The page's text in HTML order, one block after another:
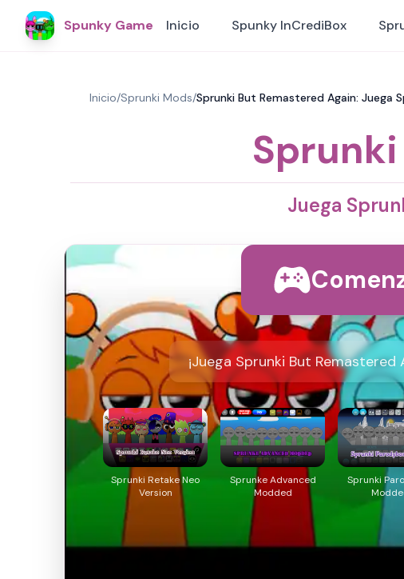
Spunky Game Inicio Spunky InCrediBox
Inicio/Sprunki Mods/Sprunki But Remastered Again: Juega
Juega
¡Juega Sprunki But
Sprunki Retake Neo
Version
Sprunke Advanced
Modded
Sprunki